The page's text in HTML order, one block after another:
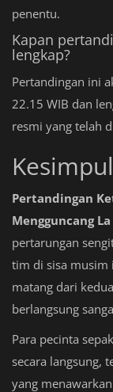
penentu.
Kapan
lengkap?
Pertandingan ini
22.15 WIB dan
resmi yang telah
Pertandingan
Mengguncang La
pertarungan
tim di sisa musim
matang dari
berlangsung
Para pecinta
secara langsung,
yang